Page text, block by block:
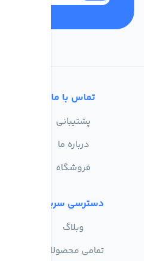
تماس با ما
پشتیبانی
درباره ما
فروشگاه
دسترسی سریع
وبلاگ
تمامی محصولات